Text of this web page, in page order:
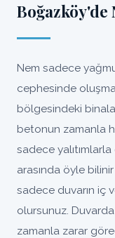
Nem sadece
cephesinde
bölgesindeki
betonun zamanla
sadece
arasında öyle bilinir
sadece duvarın iç
olursunuz.
zamanla zarar